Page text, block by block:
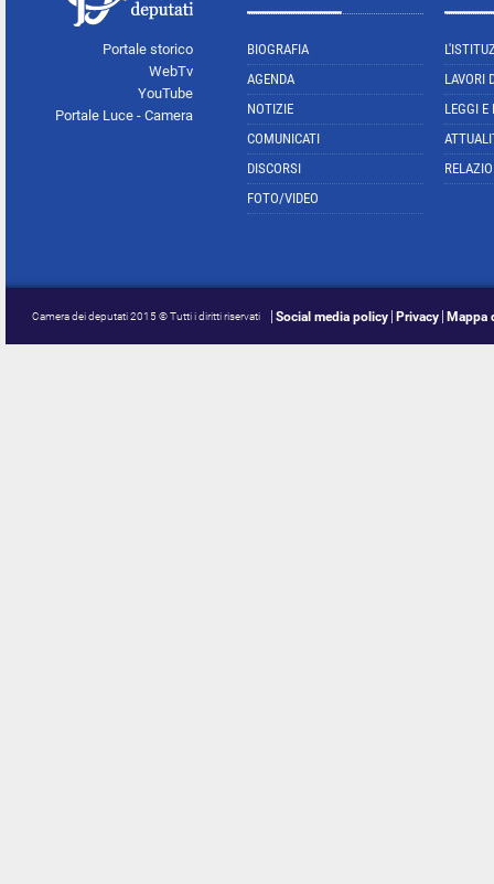
Portale storico
WebTv
YouTube
Portale Luce - Camera
BIOGRAFIA
AGENDA
NOTIZIE
COMUNICATI
DISCORSI
FOTO/VIDEO
LAVORI
LEGGI E
Camera dei deputati 2015 © Tutti i diritti riservati Social media policy Privacy Mappa